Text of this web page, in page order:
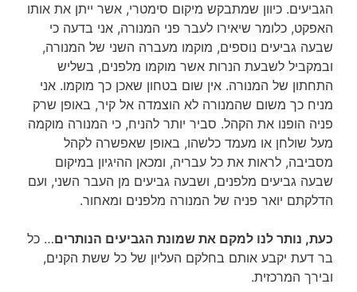
הגביעים. כיוון שמתבקש מיקום סימטרי, אשר ייתן את אותו
האפקט, כלומר שיאירו לעבר פני המנורה, אני בדעה כי
שבעה גביעים נוספים, מוקמו מעברה השני של המנורה,
ובמקביל לשבעת הנרות אשר מוקמו מלפנים, בשליש
התחתון של המנורה. אין שום בטחון שאכן כך מוקמו. אני
מניח כך משום שהמנורה לא הוצמדה אל קיר, באופן שרק
פניה הופנו את הקהל. סביר יותר להניח, כי המנורה מוקמה
מעל שולחן או מעמד כלשהו, באופן שאפשרה לקהל
מסביבה, לראות את כל עבריה, ומכאן ההיגיון במיקום
שבעה גביעים מלפנים, ושבעה גביעים מן העבר השני, ועם
הדלקתם יואר פניה של המנורה מלפנים ומאחור.
כעת, נותר לנו למקם את שמונת הגביעים הנותרים… כל
בר דעת יקבע אותם בחלקם העליון של כל ששת הקנים,
ובירך המרכזית.